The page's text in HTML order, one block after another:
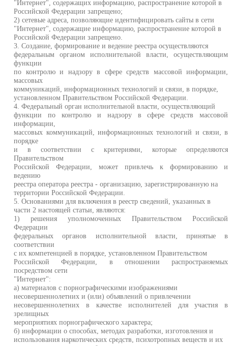
"Интернет", содержащих информацию, распространение которой в
Российской Федерации запрещено;
2) сетевые адреса, позволяющие идентифицировать сайты в сети
"Интернет", содержащие информацию, распространение которой в
Российской Федерации запрещено.
3. Создание, формирование и ведение реестра осуществляются
федеральным органом исполнительной власти, осуществляющим
функции
по контролю и надзору в сфере средств массовой информации,
массовых
коммуникаций, информационных технологий и связи, в порядке,
установленном Правительством Российской Федерации.
4. Федеральный орган исполнительной власти, осуществляющий
функции по контролю и надзору в сфере средств массовой
информации,
массовых коммуникаций, информационных технологий и связи, в
порядке
и в соответствии с критериями, которые определяются
Правительством
Российской Федерации, может привлечь к формированию и
ведению
реестра оператора реестра - организацию, зарегистрированную на
территории Российской Федерации.
5. Основаниями для включения в реестр сведений, указанных в
части 2 настоящей статьи, являются:
1) решения уполномоченных Правительством Российской
Федерации
федеральных органов исполнительной власти, принятые в
соответствии
с их компетенцией в порядке, установленном Правительством
Российской Федерации, в отношении распространяемых
посредством сети
"Интернет":
а) материалов с порнографическими изображениями
несовершеннолетних и (или) объявлений о привлечении
несовершеннолетних в качестве исполнителей для участия в
зрелищных
мероприятиях порнографического характера;
б) информации о способах, методах разработки, изготовления и
использования наркотических средств, психотропных веществ и их